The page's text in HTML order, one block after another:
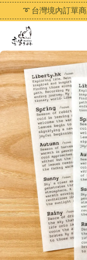
➰ 台灣境內訂單